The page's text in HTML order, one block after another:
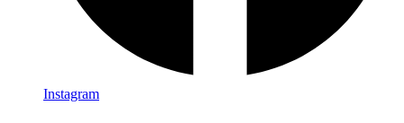
Instagram